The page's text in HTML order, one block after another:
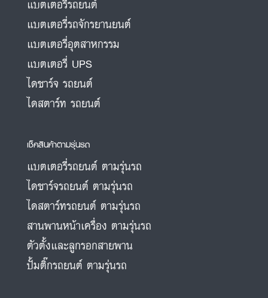
แบตเตอรี่รถยนต์
แบตเตอรี่รถจักรยานยนต์
แบตเตอรี่อุตสาหกรรม
แบตเตอรี่ UPS
ไดชาร์จ รถยนต์
ไดสตาร์ท รถยนต์
เช็คสินค้าตามรุ่นรถ
แบตเตอรี่รถยนต์ ตามรุ่นรถ
ไดชาร์จรถยนต์ ตามรุ่นรถ
ไดสตาร์ทรถยนต์ ตามรุ่นรถ
สานพานหน้าเครื่อง ตามรุ่นรถ
ตัวตั้งและลูกรอกสายพาน
ปั้มติ๊กรถยนต์ ตามรุ่นรถ